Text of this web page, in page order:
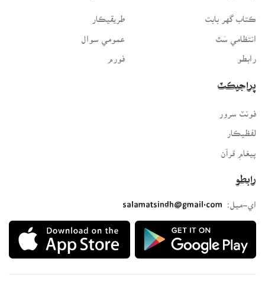
ڪتاب گهر بابت
انتظامي سَٿ
رابطو
طريقيڪار
عمومي سوال
فورم
پراجيڪٽ
لفظيڪار
پيغامِ قرآن
رابطو
اي-ميل:
salamatsindh@gmail.com